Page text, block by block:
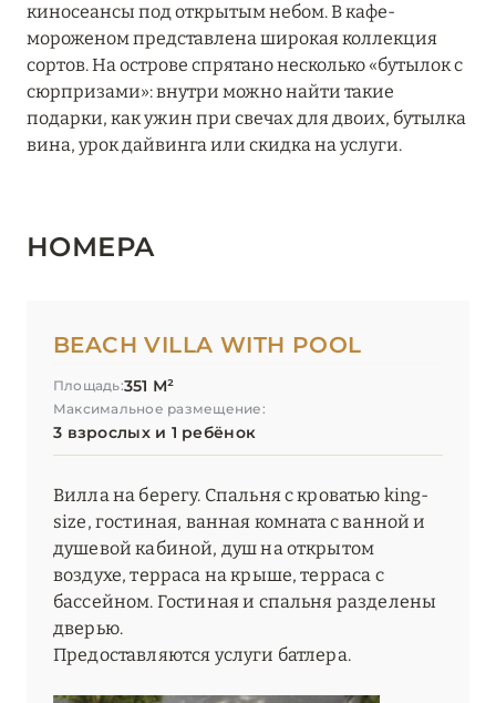
киносеансы под открытым небом. В кафе-
мороженом представлена широкая коллекция
сортов. На острове спрятано несколько «бутылок с
сюрпризами»: внутри можно найти такие
подарки, как ужин при свечах для двоих, бутылка
вина, урок дайвинга или скидка на услуги.
НОМЕРА
BEACH VILLA WITH POOL
Площадь:351 М²
Максимальное размещение:
3 взрослых и 1 ребёнок
Вилла на берегу. Спальня с кроватью king-
size, гостиная, ванная комната с ванной и
душевой кабиной, душ на открытом
воздухе, терраса на крыше, терраса с
бассейном. Гостиная и спальня разделены
дверью.
Предоставляются услуги батлера.